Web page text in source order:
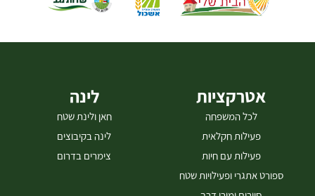
גלוטן. המקום נגיש לנכים. בתיאום מראש, ניתן לסגור את המקום לאירועים
אטרקציות
לכל המשפחה
פעילות חקלאית
פעילות עם חיות
ספורט אתגרי ופעילויות שטח
לינה
חאן ולינת שטח
לינה בקיבוצים
צימרים בדרום